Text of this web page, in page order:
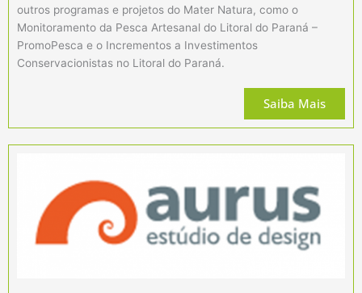
outros programas e projetos do Mater Natura, como o
Monitoramento da Pesca Artesanal do Litoral do Paraná –
PromoPesca e o Incrementos a Investimentos
Conservacionistas no Litoral do Paraná.
Saiba Mais